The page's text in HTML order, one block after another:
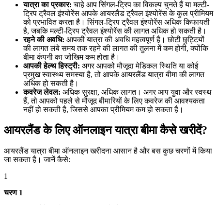
यात्रा का प्रकार: चाहे आप सिंगल-ट्रिप का विकल्प चुनते हैं या मल्टी-
ट्रिप ट्रैवल इंश्योरेंस आपके आयरलैंड ट्रैवल इंश्योरेंस के कुल प्रीमियम
को प्रभावित करता है। सिंगल-ट्रिप ट्रैवल इंश्योरेंस अधिक किफायती
है, जबकि मल्टी-ट्रिप ट्रैवल इंश्योरेंस की लागत अधिक हो सकती है।
रहने की अवधि: आपकी यात्रा की अवधि महत्वपूर्ण है। छोटी छुट्टियों
की लागत लंबे समय तक रहने की लागत की तुलना में कम होगी, क्योंकि
बीमा कंपनी का जोखिम कम होता है।
आपकी हेल्थ हिस्ट्री: अगर आपको मौजूदा मेडिकल स्थिति या कोई
प्रमुख स्वास्थ्य समस्या है, तो आपके आयरलैंड यात्रा बीमा की लागत
अधिक हो सकती है।
कवरेज लेवल: अधिक सुरक्षा, अधिक लागत। अगर आप युवा और स्वस्थ
हैं, तो आपको पहले से मौजूद बीमारियों के लिए कवरेज की आवश्यकता
नहीं हो सकती है, जिससे आपका प्रीमियम कम हो सकता है।
आयरलैंड के लिए ऑनलाइन यात्रा बीमा कैसे खरीदें?
आयरलैंड यात्रा बीमा ऑनलाइन खरीदना आसान है और बस कुछ चरणों में किया
जा सकता है। जानें कैसे:
1
चरण 1